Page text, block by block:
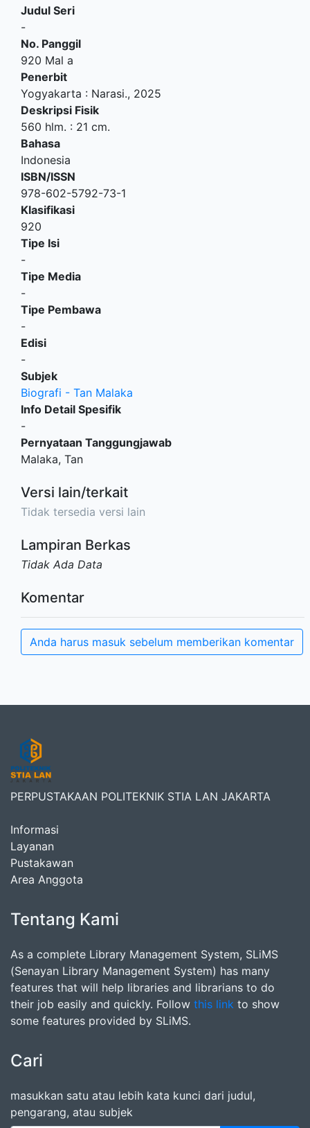
Judul Seri
-
No. Panggil
920 Mal a
Penerbit
Yogyakarta : Narasi., 2025
Deskripsi Fisik
560 hlm. : 21 cm.
Bahasa
Indonesia
ISBN/ISSN
978-602-5792-73-1
Klasifikasi
920
Tipe Isi
-
Tipe Media
-
Tipe Pembawa
-
Edisi
-
Subjek
Biografi - Tan Malaka
Info Detail Spesifik
-
Pernyataan Tanggungjawab
Malaka, Tan
Versi lain/terkait
Tidak tersedia versi lain
Lampiran Berkas
Tidak Ada Data
Komentar
Anda harus masuk sebelum memberikan komentar
PERPUSTAKAAN POLITEKNIK STIA LAN JAKARTA
Informasi
Layanan
Pustakawan
Area Anggota
Tentang Kami
As a complete Library Management System, SLiMS
(Senayan Library Management System) has many
features that will help libraries and librarians to do
their job easily and quickly. Follow this link to show
some features provided by SLiMS.
Cari
masukkan satu atau lebih kata kunci dari judul,
pengarang, atau subjek